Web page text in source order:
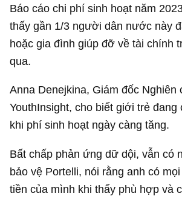
Báo cáo chi phí sinh hoạt năm
thấy gần 1/3 người dân nước này
hoặc gia đình giúp đỡ về tài chính
qua.
Anna Denejkina, Giám đốc Nghiên
YouthInsight, cho biết giới trẻ đang
khi phí sinh hoạt ngày càng tăng.
Bất chấp phản ứng dữ dội, vẫn có
bảo vệ Portelli, nói rằng anh có
tiền của mình khi thấy phù hợp và